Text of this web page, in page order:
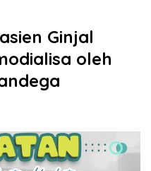
Ginjal
oleh